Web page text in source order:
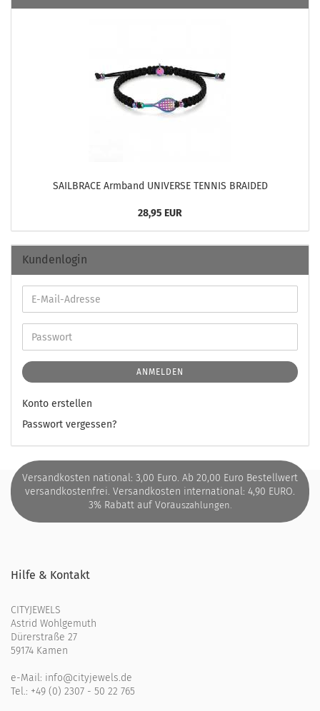
SAILBRACE Arm­band UNI­VER­SE TEN­NIS BRAI­DED
28,95 EUR
Kundenlogin
ANMELDEN
Konto erstellen
Passwort vergessen?
Versandkosten national: 3,00 Euro. Ab 20,00 Euro Bestellwert
versandkostenfrei. Versandkosten international: 4,90 EURO.
3% Rabatt auf Vorauszahlungen.
Hilfe & Kontakt
CITYJEWELS
Astrid Wohlgemuth
Dürerstraße 27
59174 Kamen
e-Mail: info@cityjewels.de
Tel.: +49 (0) 2307 - 50 22 765